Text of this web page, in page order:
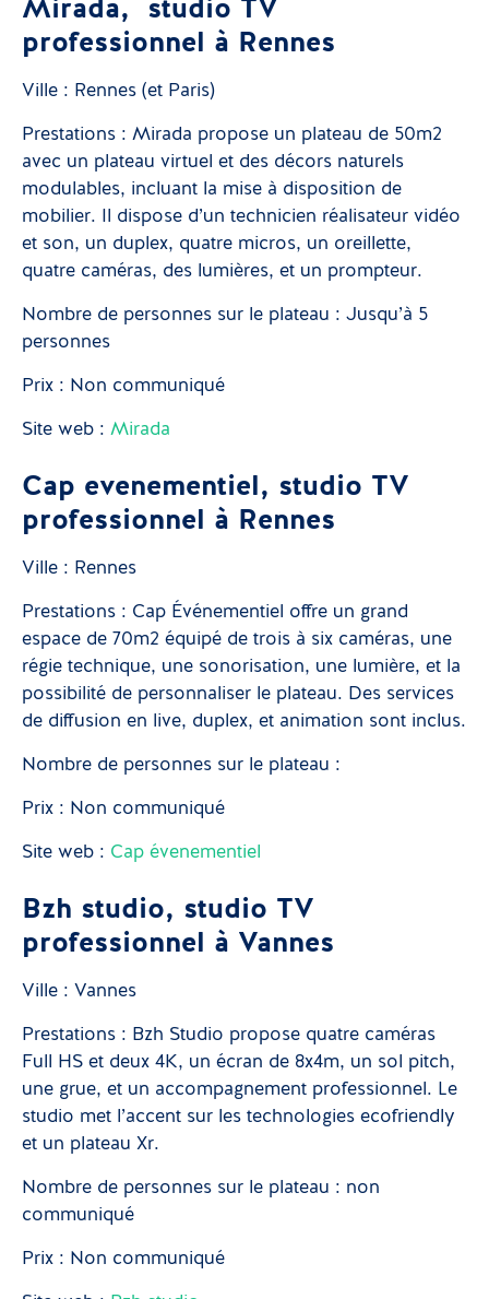
Mirada, studio TV
professionnel à Rennes
Ville : Rennes (et Paris)
Prestations : Mirada propose un plateau de 50m2
avec un plateau virtuel et des décors naturels
modulables, incluant la mise à disposition de
mobilier. Il dispose d’un technicien réalisateur vidéo
et son, un duplex, quatre micros, un oreillette,
quatre caméras, des lumières, et un prompteur.
Nombre de personnes sur le plateau : Jusqu’à 5
personnes
Prix : Non communiqué
Site web : Mirada
Cap evenementiel, studio TV
professionnel à Rennes
Ville : Rennes
Prestations : Cap Événementiel offre un grand
espace de 70m2 équipé de trois à six caméras, une
régie technique, une sonorisation, une lumière, et la
possibilité de personnaliser le plateau. Des services
de diffusion en live, duplex, et animation sont inclus.
Nombre de personnes sur le plateau :
Prix : Non communiqué
Site web : Cap évenementiel
Bzh studio, studio TV
professionnel à Vannes
Ville : Vannes
Prestations : Bzh Studio propose quatre caméras
Full HS et deux 4K, un écran de 8x4m, un sol pitch,
une grue, et un accompagnement professionnel. Le
studio met l’accent sur les technologies ecofriendly
et un plateau Xr.
Nombre de personnes sur le plateau : non
communiqué
Prix : Non communiqué